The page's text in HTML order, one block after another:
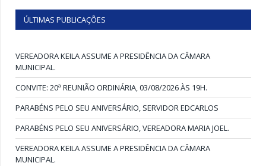
ÚLTIMAS PUBLICAÇÕES
VEREADORA KEILA ASSUME A PRESIDÊNCIA DA CÂMARA
MUNICIPAL.
CONVITE: 20ª REUNIÃO ORDINÁRIA, 03/08/2026 ÀS 19H.
PARABÉNS PELO SEU ANIVERSÁRIO, SERVIDOR EDCARLOS
PARABÉNS PELO SEU ANIVERSÁRIO, VEREADORA MARIA JOEL.
VEREADORA KEILA ASSUME A PRESIDÊNCIA DA CÂMARA
MUNICIPAL.